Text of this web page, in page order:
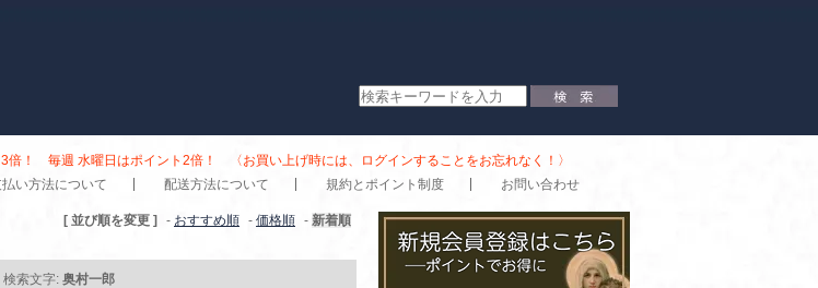
！ 毎週 水曜日はポイント2倍！ 〈お買い上げ時には、ログインすることをお忘れなく！〉
い方法について 配送方法について 規約とポイント制度 お問い合わせ
[ 並び順を変更 ] - おすすめ順 - 価格順 - 新着順
検索文字: 奥村一郎